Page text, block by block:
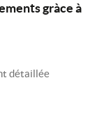
gràce à
détaillée